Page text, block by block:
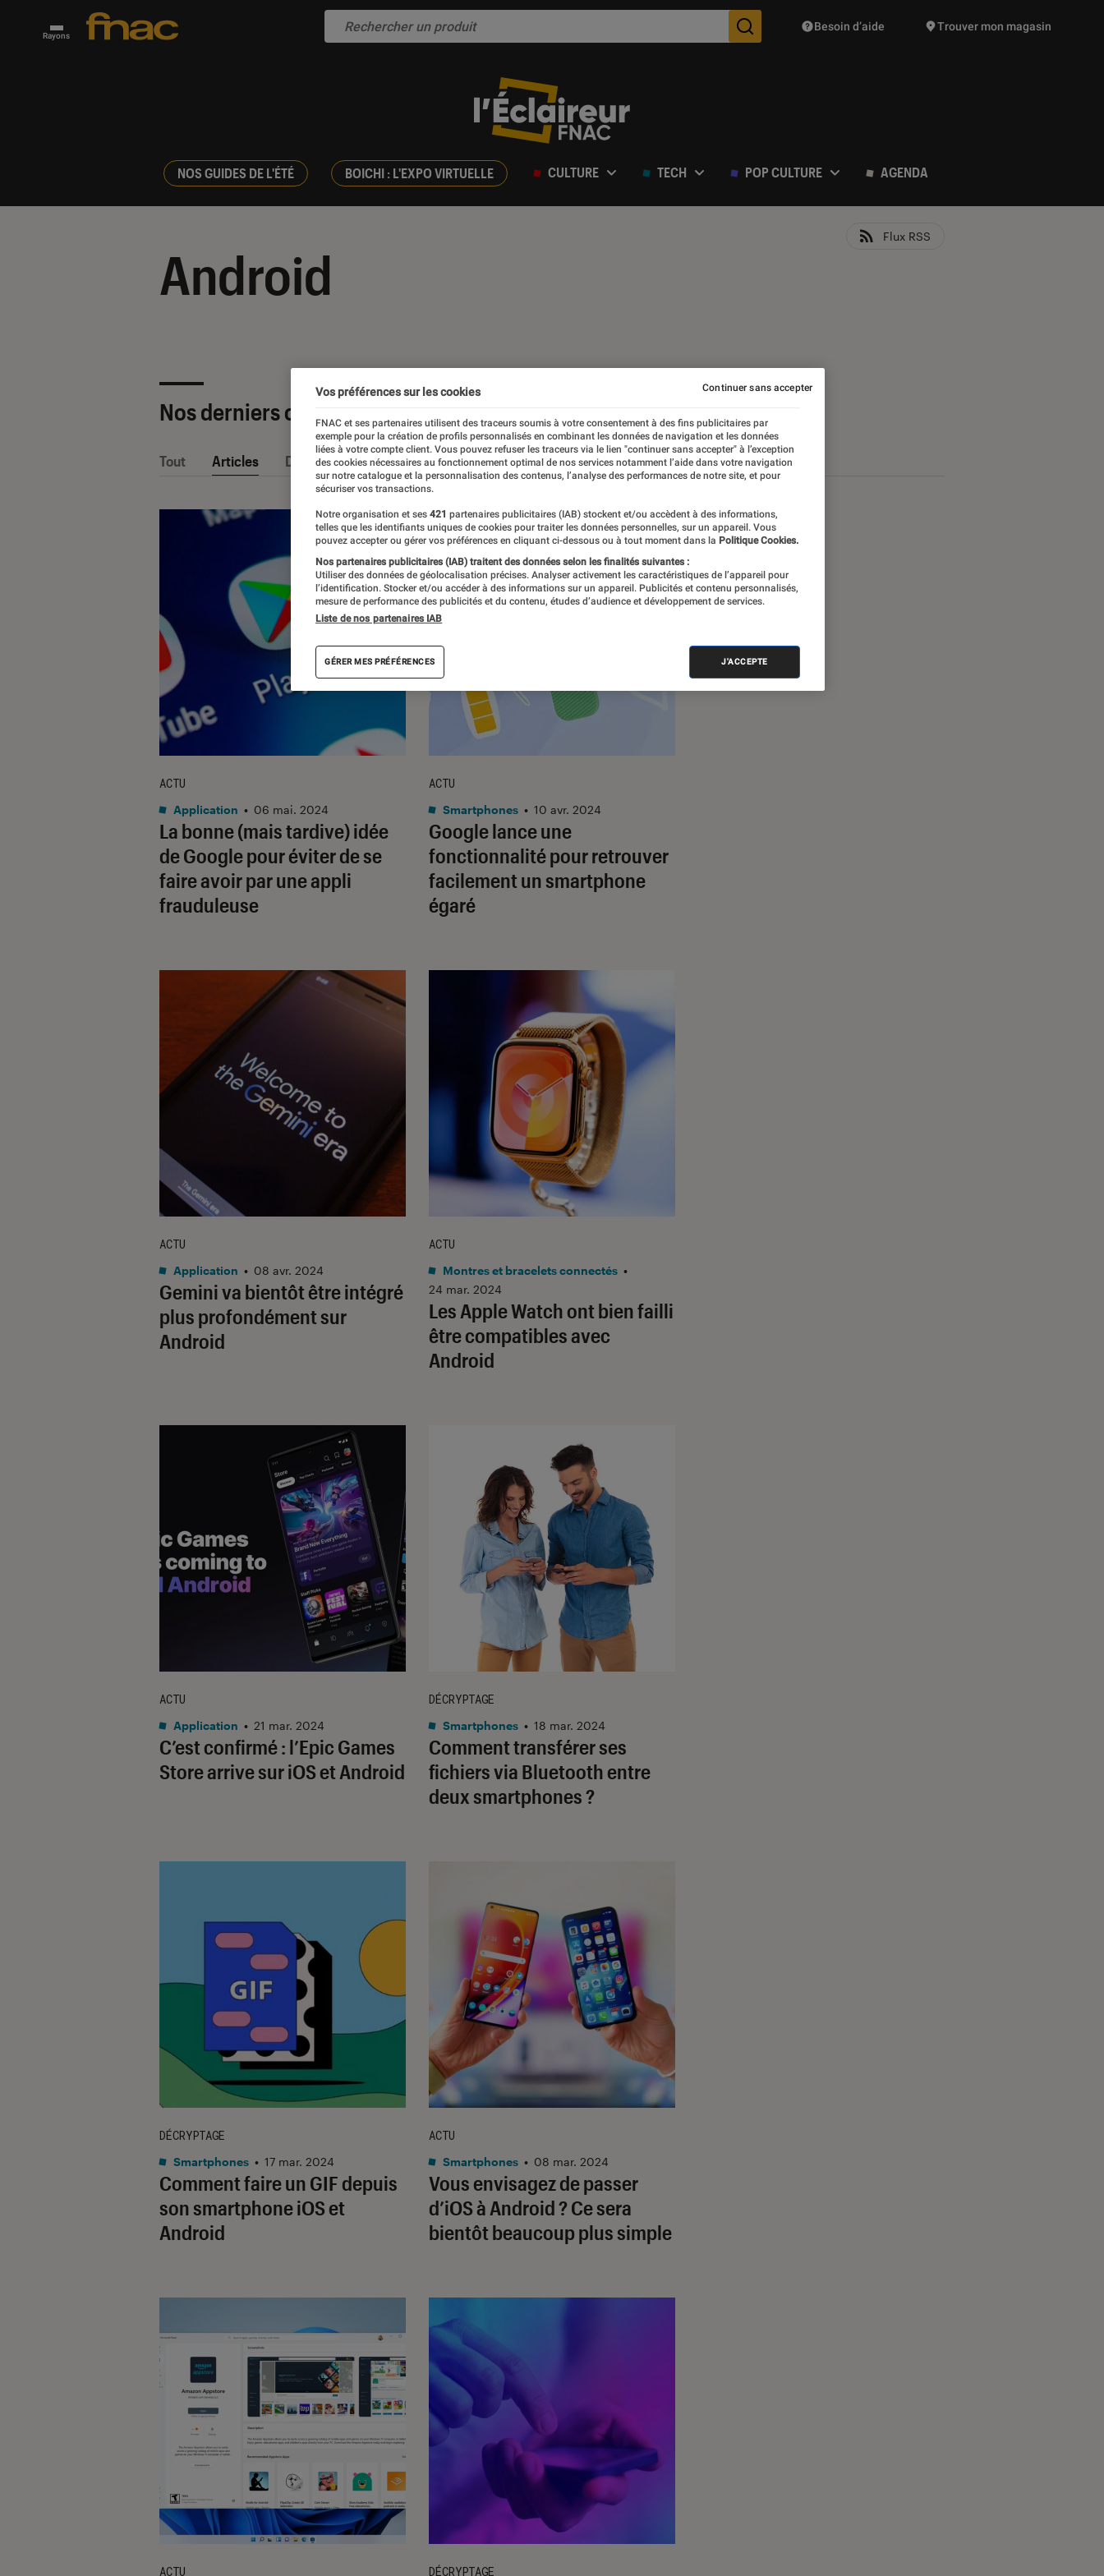
Rayons Des suggestions de produits vont vous être proposées
Besoin d’aide Trouver mon magasin
NOS GUIDES DE L'ÉTÉ BOICHI : L'EXPO VIRTUELLE CULTURE TECH POP CULTURE AGENDA
Android
Flux RSS
Nos derniers contenus
Tout Articles Dossiers Sélections et guides Tests
La bonne (mais tardive) idée
de Google pour éviter de se
faire avoir par une appli
frauduleuse
ACTU
Application • 06 mai. 2024
Google lance une
fonctionnalité pour retrouver
facilement un smartphone
égaré
ACTU
Smartphones • 10 avr. 2024
Gemini va bientôt être intégré
plus profondément sur
Android
ACTU
Application • 08 avr. 2024
Les Apple Watch ont bien failli
être compatibles avec
Android
ACTU
Montres et bracelets connectés •
24 mar. 2024
C’est confirmé : l’Epic Games
Store arrive sur iOS et Android
ACTU
Application • 21 mar. 2024
Comment transférer ses
fichiers via Bluetooth entre
deux smartphones ?
DÉCRYPTAGE
Smartphones • 18 mar. 2024
Comment faire un GIF depuis
son smartphone iOS et
Android
DÉCRYPTAGE
Smartphones • 17 mar. 2024
Vous envisagez de passer
d’iOS à Android ? Ce sera
bientôt beaucoup plus simple
ACTU
Smartphones • 08 mar. 2024
ACTU DÉCRYPTAGE
Vos préférences sur les cookies
FNAC et ses partenaires utilisent des traceurs soumis à votre consentement à des fins publicitaires par
exemple pour la création de profils personnalisés en combinant les données de navigation et les données
liées à votre compte client. Vous pouvez refuser les traceurs via le lien "continuer sans accepter" à l’exception
des cookies nécessaires au fonctionnement optimal de nos services notamment l’aide dans votre navigation
sur notre catalogue et la personnalisation des contenus, l’analyse des performances de notre site, et pour
sécuriser vos transactions.
Notre organisation et ses 421 partenaires publicitaires (IAB) stockent et/ou accèdent à des informations,
telles que les identifiants uniques de cookies pour traiter les données personnelles, sur un appareil. Vous
pouvez accepter ou gérer vos préférences en cliquant ci-dessous ou à tout moment dans la Politique Cookies.
Nos partenaires publicitaires (IAB) traitent des données selon les finalités suivantes :
Utiliser des données de géolocalisation précises. Analyser activement les caractéristiques de l’appareil pour
l’identification. Stocker et/ou accéder à des informations sur un appareil. Publicités et contenu personnalisés,
mesure de performance des publicités et du contenu, études d’audience et développement de services.
Liste de nos partenaires IAB
GÉRER MES PRÉFÉRENCES J'ACCEPTE
Continuer sans accepter